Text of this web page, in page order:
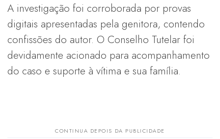
A investigação foi corroborada por provas
digitais apresentadas pela genitora, contendo
confissões do autor. O Conselho Tutelar foi
devidamente acionado para acompanhamento
do caso e suporte à vítima e sua família.